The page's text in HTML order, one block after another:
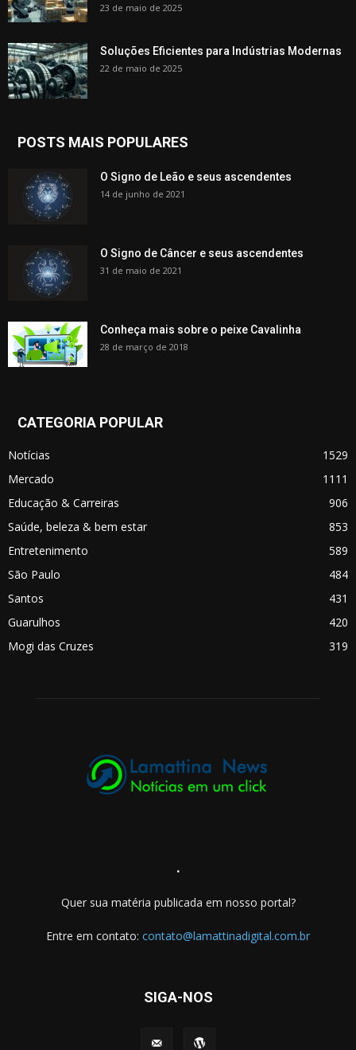
23 de maio de 2025
Soluções Eficientes para Indústrias Modernas
22 de maio de 2025
POSTS MAIS POPULARES
O Signo de Leão e seus ascendentes
14 de junho de 2021
O Signo de Câncer e seus ascendentes
31 de maio de 2021
Conheça mais sobre o peixe Cavalinha
28 de março de 2018
CATEGORIA POPULAR
Notícias
1529
Mercado
1111
Educação & Carreiras
906
Saúde, beleza & bem estar
853
Entretenimento
589
São Paulo
484
Santos
431
Guarulhos
420
Mogi das Cruzes
319
.
Quer sua matéria publicada em nosso portal?
Entre em contato: contato@lamattinadigital.com.br
SIGA-NOS